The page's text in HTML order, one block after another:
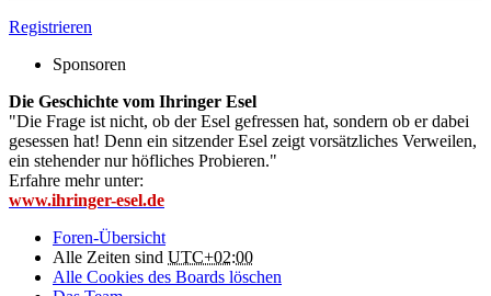
Registrieren
Sponsoren
Die Geschichte vom Ihringer Esel
"Die Frage ist nicht, ob der Esel gefressen hat, sondern ob er dabei
gesessen hat! Denn ein sitzender Esel zeigt vorsätzliches Verweilen,
ein stehender nur höfliches Probieren."
Erfahre mehr unter:
www.ihringer-esel.de
Foren-Übersicht
Alle Zeiten sind UTC+02:00
Alle Cookies des Boards löschen